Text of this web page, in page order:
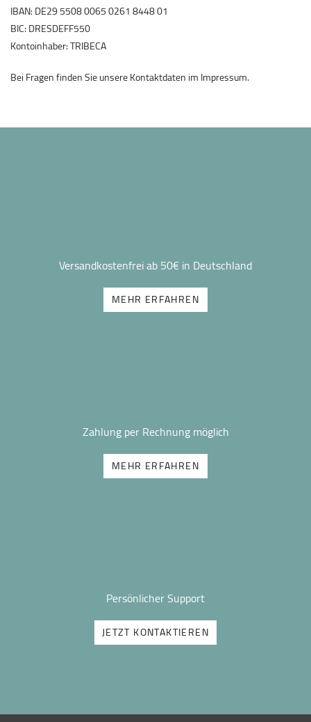
IBAN: DE29 5508 0065 0261 8448 01
BIC: DRESDEFF550
Kontoinhaber: TRIBECA
Bei Fragen finden Sie unsere Kontaktdaten im Impressum.
Versandkostenfrei ab 50€ in Deutschland
MEHR ERFAHREN
Zahlung per Rechnung möglich
MEHR ERFAHREN
Persönlicher Support
JETZT KONTAKTIEREN